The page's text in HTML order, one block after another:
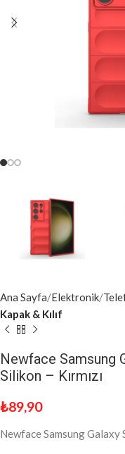
Ana Sayfa Elektronik
Kapak & Kılıf
Newface Samsung
Silikon – Kırmızı
₺89,90
Newface Samsung Galaxy